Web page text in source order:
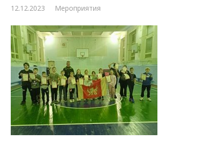
12.12.2023 Мероприятия